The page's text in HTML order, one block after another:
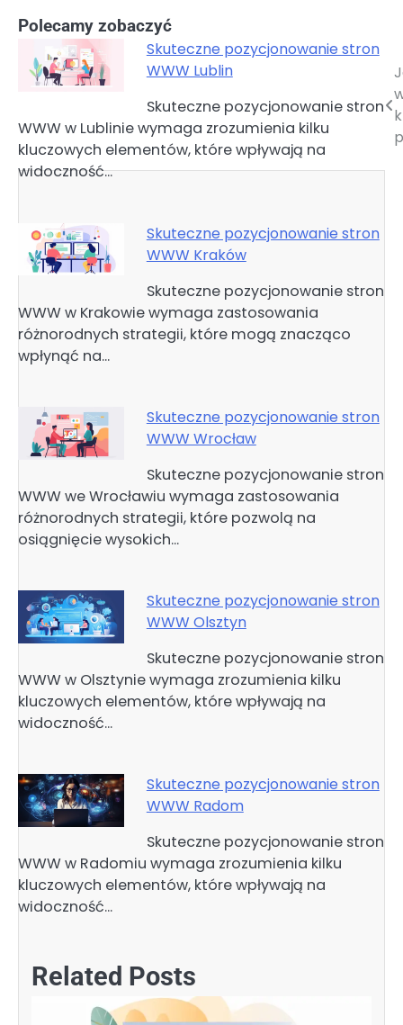
Polecamy zobaczyć
Skuteczne pozycjonowanie stron
WWW Lublin
Skuteczne pozycjonowanie stron
WWW w Lublinie wymaga zrozumienia kilku
kluczowych elementów, które wpływają na
widoczność…
Skuteczne pozycjonowanie stron
WWW Kraków
Skuteczne pozycjonowanie stron
WWW w Krakowie wymaga zastosowania
różnorodnych strategii, które mogą znacząco
wpłynąć na…
Skuteczne pozycjonowanie stron
WWW Wrocław
Skuteczne pozycjonowanie stron
WWW we Wrocławiu wymaga zastosowania
różnorodnych strategii, które pozwolą na
osiągnięcie wysokich…
Skuteczne pozycjonowanie stron
WWW Olsztyn
Skuteczne pozycjonowanie stron
WWW w Olsztynie wymaga zrozumienia kilku
kluczowych elementów, które wpływają na
widoczność…
Skuteczne pozycjonowanie stron
WWW Radom
Skuteczne pozycjonowanie stron
WWW w Radomiu wymaga zrozumienia kilku
kluczowych elementów, które wpływają na
widoczność…
Nawigacja
Related Posts